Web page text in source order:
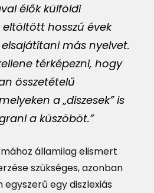
élők külföldi
hosszú évek
más nyelvet.
térképezni, hogy
összetételű
a „diszesek” is
a küszöböt.”
államilag elismert
szükséges, azonban
egy diszlexiás